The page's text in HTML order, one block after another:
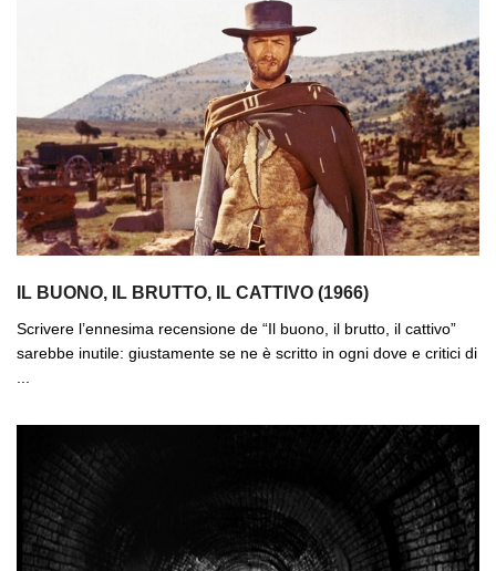
IL BUONO, IL BRUTTO, IL CATTIVO (1966)
Scrivere l’ennesima recensione de “Il buono, il brutto, il cattivo”
sarebbe inutile: giustamente se ne è scritto in ogni dove e critici di
...